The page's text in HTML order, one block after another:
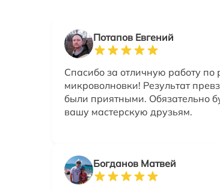
Потапов Евгений
Спасибо за отличную работу по
микроволновки! Результат
были приятными. Обязательно
вашу мастерскую друзьям.
Богданов Матвей